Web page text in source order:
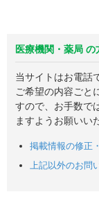
医療機関・薬局 の
当サイトはお電話
ご希望の内容ごと
すので、お手数で
ますようお願いい
掲載情報の修正
上記以外のお問